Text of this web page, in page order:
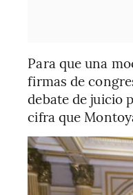
Para que una
firmas de
debate de juicio
cifra que